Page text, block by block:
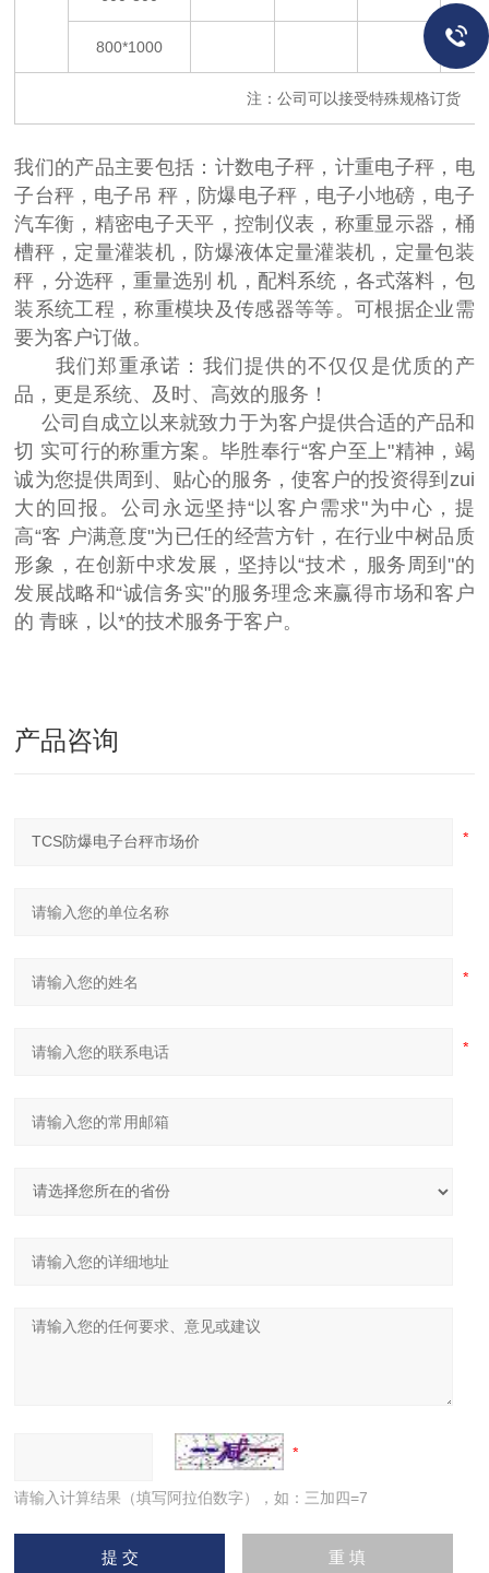
800*1000
注：公司可以接受特殊规格订货
我们的产品主要包括：计数电子秤，计重电子秤，电
子台秤，电子吊 秤，防爆电子秤，电子小地磅，电子
汽车衡，精密电子天平，控制仪表，称重显示器，桶
槽秤，定量灌装机，防爆液体定量灌装机，定量包装
秤，分选秤，重量选别 机，配料系统，各式落料，包
装系统工程，称重模块及传感器等等。可根据企业需
要为客户订做。
我们郑重承诺：我们提供的不仅仅是优质的产
品，更是系统、及时、高效的服务！
公司自成立以来就致力于为客户提供合适的产品和
切 实可行的称重方案。毕胜奉行“客户至上"精神，竭
诚为您提供周到、贴心的服务，使客户的投资得到zui
大的回报。公司永远坚持“以客户需求"为中心，提
高“客 户满意度"为已任的经营方针，在行业中树品质
形象，在创新中求发展，坚持以“技术，服务周到"的
发展战略和“诚信务实"的服务理念来赢得市场和客户
的 青睐，以*的技术服务于客户。
产品咨询
请输入计算结果（填写阿拉伯数字），如：三加四=7